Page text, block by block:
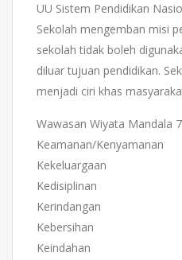
UU Sistem Pendidikan
Sekolah mengemban misi
sekolah tidak boleh
diluar tujuan pendidikan.
menjadi ciri khas
Wawasan Wiyata Mandala
Keamanan/Kenyamanan
Kekeluargaan
Kedisiplinan
Kerindangan
Kebersihan
Keindahan